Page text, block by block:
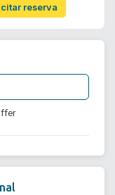
reserva